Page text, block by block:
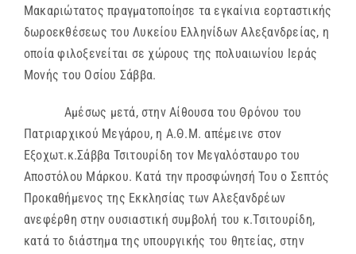
Μακαριώτατος πραγματοποίησε τα εγκαίνια εορταστικής
δωροεκθέσεως του Λυκείου Ελληνίδων Αλεξανδρείας, η
οποία φιλοξενείται σε χώρους της πολυαιωνίου Ιεράς
Μονής του Οσίου Σάββα.
Αμέσως μετά, στην Αίθουσα του Θρόνου του
Πατριαρχικού Μεγάρου, η Α.Θ.Μ. απέμεινε στον
Εξοχωτ.κ.Σάββα Τσιτουρίδη τον Μεγαλόσταυρο του
Αποστόλου Μάρκου. Κατά την προσφώνησή Του ο Σεπτός
Προκαθήμενος της Εκκλησίας των Αλεξανδρέων
ανεφέρθη στην ουσιαστική συμβολή του κ.Τσιτουρίδη,
κατά το διάστημα της υπουργικής του θητείας, στην